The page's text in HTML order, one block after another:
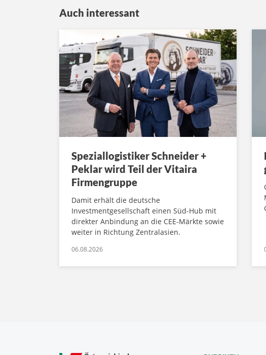
Auch interessant
Speziallogistiker Schneider +
Peklar wird Teil der Vitaira
Firmengruppe
Damit erhält die deutsche
Investmentgesellschaft einen Süd-Hub mit
direkter Anbindung an die CEE-Märkte sowie
weiter in Richtung Zentralasien.
06.08.2026